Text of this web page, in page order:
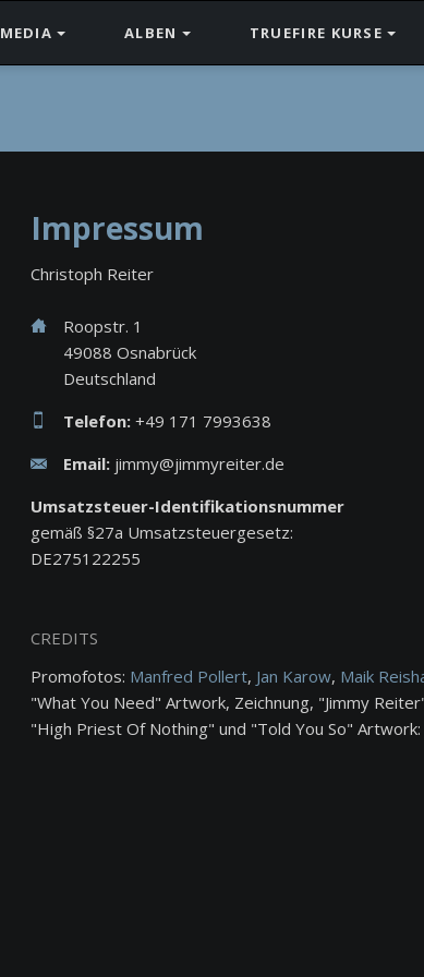
MEDIA ALBEN TRUEFIRE KURSE
Impressum
Christoph Reiter
Roopstr. 1
49088 Osnabrück
Deutschland
Telefon: +49 171 7993638
Email: jimmy@jimmyreiter.de
Umsatzsteuer-Identifikationsnummer
gemäß §27a Umsatzsteuergesetz:
DE275122255
CREDITS
Promofotos: Manfred Pollert, Jan Karow, Maik
"What You Need" Artwork, Zeichnung, "Jimmy
"High Priest Of Nothing" und "Told You So" Artwork:
This guy has to be one of
the finest young blues
guitarists I've heard on
Jimmy Reiter
seinem
Gitarrist,